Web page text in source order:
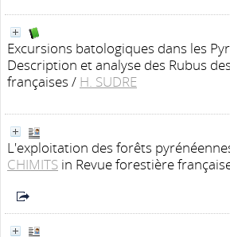
Excursions batologiques dans les
Description et analyse des Rubus
françaises / H. SUDRE
L'exploitation des forêts
CHIMITS in Revue forestière